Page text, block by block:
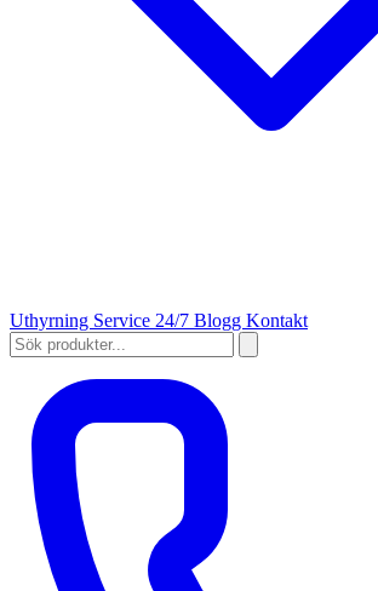
Uthyrning Service 24/7 Blogg Kontakt